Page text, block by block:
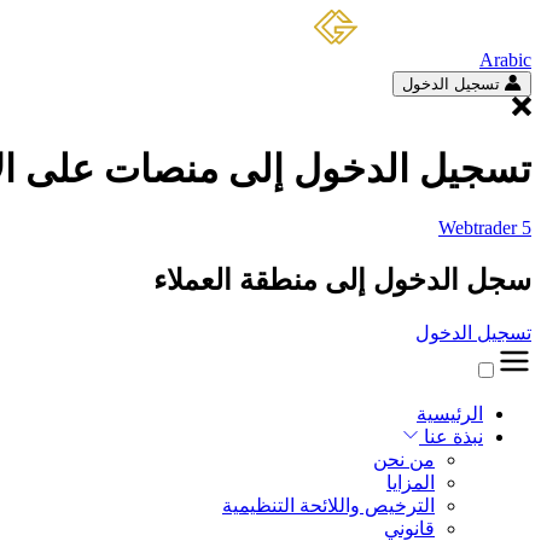
Arabic
تسجيل الدخول
تسجيل الدخول إلى منصات على
Webtrader 5
سجل الدخول إلى منطقة العملاء
تسجيل الدخول
الرئيسية
نبذة عنا
من نحن
المزايا
الترخيص واللائحة التنظيمية
قانوني